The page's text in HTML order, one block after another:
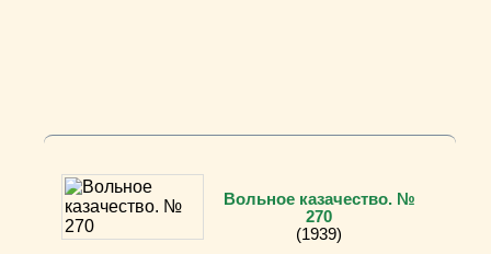
Вольное казачество. №
270
(1939)